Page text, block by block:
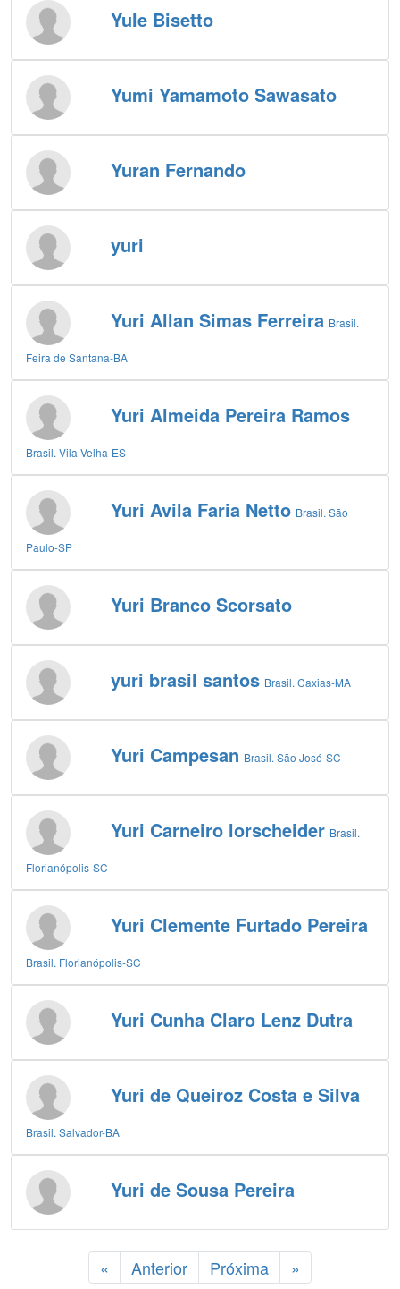
Yule Bisetto
Yumi Yamamoto Sawasato
Yuran Fernando
yuri
Yuri Allan Simas Ferreira Brasil.
Feira de Santana-BA
Yuri Almeida Pereira Ramos
Brasil. Vila Velha-ES
Yuri Avila Faria Netto Brasil. São
Paulo-SP
Yuri Branco Scorsato
yuri brasil santos Brasil. Caxias-MA
Yuri Campesan Brasil. São José-SC
Yuri Carneiro lorscheider Brasil.
Florianópolis-SC
Yuri Clemente Furtado Pereira
Brasil. Florianópolis-SC
Yuri Cunha Claro Lenz Dutra
Yuri de Queiroz Costa e Silva
Brasil. Salvador-BA
Yuri de Sousa Pereira
« Anterior Próxima »